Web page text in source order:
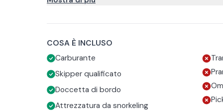
incredibili sfumature turchesi.
possibile.
COSA È INCLUSO
Carburante
Skipper qualificato
Doccetta di bordo
Attrezzatura da snorkeling